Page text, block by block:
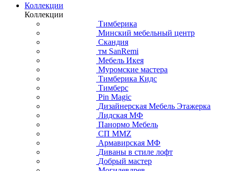
Коллекции
Коллекции
Тимберика
Минский мебельный центр
Скандия
тм SanRemi
Мебель Икея
Муромские мастера
Тимберика Кидс
Тимберс
Pin Magic
Дизайнерская Мебель Этажерка
Лидская МФ
Панормо Мебель
СП ММZ
Армавирская МФ
Диваны в стиле лофт
Добрый мастер